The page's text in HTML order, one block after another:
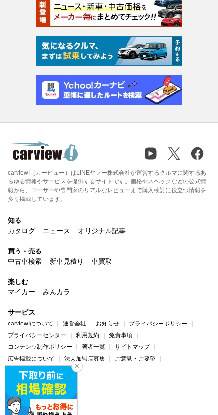
carview!（カービュー）はLINEヤフー株式会社が運営するクルマに関するあ
らゆる情報やサービスを提供するサイトです。価格やスペックなどの公式情
報から、ユーザーや専門家のリアルなレビューまで購入検討に役立つ情報を
多く掲載しています。
知る
カタログ
ニュース オリジナル記事
買う・売る
中古車検索
新車見積り 車買取
楽しむ
マイカー
みんカラ
サービス
carview!について 運営会社 お知らせ
プライバシーポリシー
プライバシーセンター
利用規約
免責事項
コンテンツ制作ポリシー
著者一覧
サイトマップ
広告掲載について
法人加盟店募集
ご意見・ご要望
ヘルプ・お問い合わせ
carview! Yahoo! JAPAN